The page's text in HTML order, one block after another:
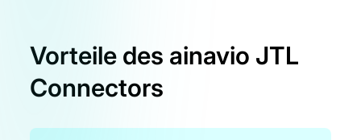
Vorteile des ainavio JTL
Connectors